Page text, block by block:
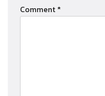
Comment *